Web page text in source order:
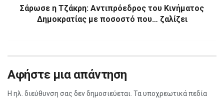
Σάρωσε η Τζάκρη: Αντιπρόεδρος του Κινήματος
Δημοκρατίας με ποσοστό που… ζαλίζει
Αφήστε μια απάντηση
Η ηλ. διεύθυνση σας δεν δημοσιεύεται. Τα υποχρεωτικά πεδία